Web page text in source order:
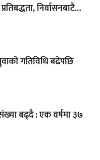
निर्वासनबाटै…
गतिविधि बढेपछि
बढ्दै : एक वर्षमा ३७